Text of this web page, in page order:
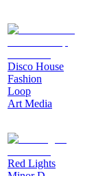
Disco House
Fashion
Loop
Art Media
Red Lights